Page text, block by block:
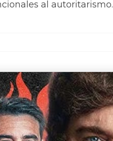
al autoritarismo.